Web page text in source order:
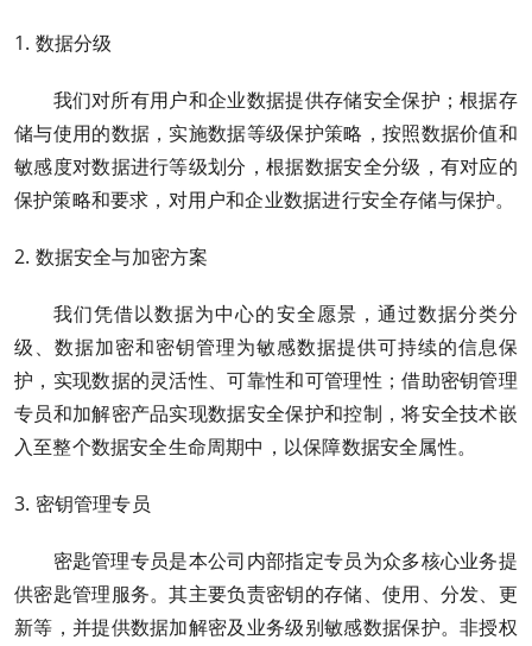
1. 数据分级
我们对所有用户和企业数据提供存储安全保护；根据存
储与使用的数据，实施数据等级保护策略，按照数据价值和
敏感度对数据进行等级划分，根据数据安全分级，有对应的
保护策略和要求，对用户和企业数据进行安全存储与保护。
2. 数据安全与加密方案
我们凭借以数据为中心的安全愿景，通过数据分类分
级、数据加密和密钥管理为敏感数据提供可持续的信息保
护，实现数据的灵活性、可靠性和可管理性；借助密钥管理
专员和加解密产品实现数据安全保护和控制，将安全技术嵌
入至整个数据安全生命周期中，以保障数据安全属性。
3. 密钥管理专员
密匙管理专员是本公司内部指定专员为众多核心业务提
供密匙管理服务。其主要负责密钥的存储、使用、分发、更
新等，并提供数据加解密及业务级别敏感数据保护。非授权